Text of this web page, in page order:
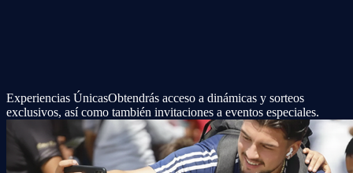
Experiencias ÚnicasObtendrás acceso a dinámicas y sorteos
exclusivos, así como también invitaciones a eventos especiales.